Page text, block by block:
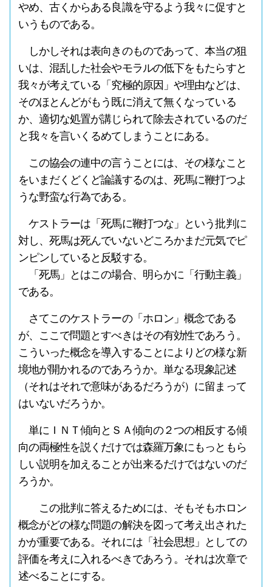
やめ、古くからある良識を守るよう我々に促すと
いうものである。
しかしそれは表向きのものであって、本当の狙
いは、混乱した社会やモラルの低下をもたらすと
我々が考えている「究極的原因」や理由などは、
そのほとんどがもう既に消えて無くなっている
か、適切な処置が講じられて除去されているのだ
と我々を言いくるめてしまうことにある。
この協会の連中の言うことには、その様なこと
をいまだくどくど論議するのは、死馬に鞭打つよ
うな野蛮な行為である。
ケストラーは「死馬に鞭打つな」という批判に
対し、死馬は死んでいないどころかまだ元気でピ
ンピンしていると反駁する。
「死馬」とはこの場合、明らかに「行動主義」
である。
さてこのケストラーの「ホロン」概念である
が、ここで問題とすべきはその有効性であろう。
こういった概念を導入することによりどの様な新
境地が開かれるのであろうか。単なる現象記述
（それはそれで意味があるだろうが）に留まって
はいないだろうか。
単にＩＮＴ傾向とＳＡ傾向の２つの相反する傾
向の両極性を説くだけでは森羅万象にもっともら
しい説明を加えることが出来るだけではないのだ
ろうか。
この批判に答えるためには、そもそもホロン
概念がどの様な問題の解決を図って考え出された
かが重要である。それには「社会思想」としての
評価を考えに入れるべきであろう。それは次章で
述べることにする。